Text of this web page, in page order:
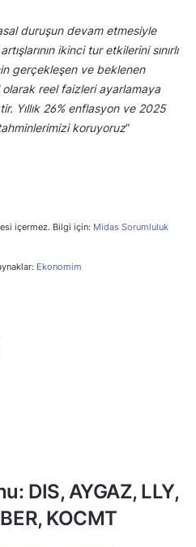
duruşun devam etmesiyle
ikinci tur etkilerini sınırlı
gerçekleşen ve beklenen
reel faizleri ayarlamaya
Yıllık 26% enflasyon ve 2025
koruyoruz”
içermez. Bilgi için: Midas Sorumluluk
Ekonomim
DIS, AYGAZ, LLY,
KOCMT